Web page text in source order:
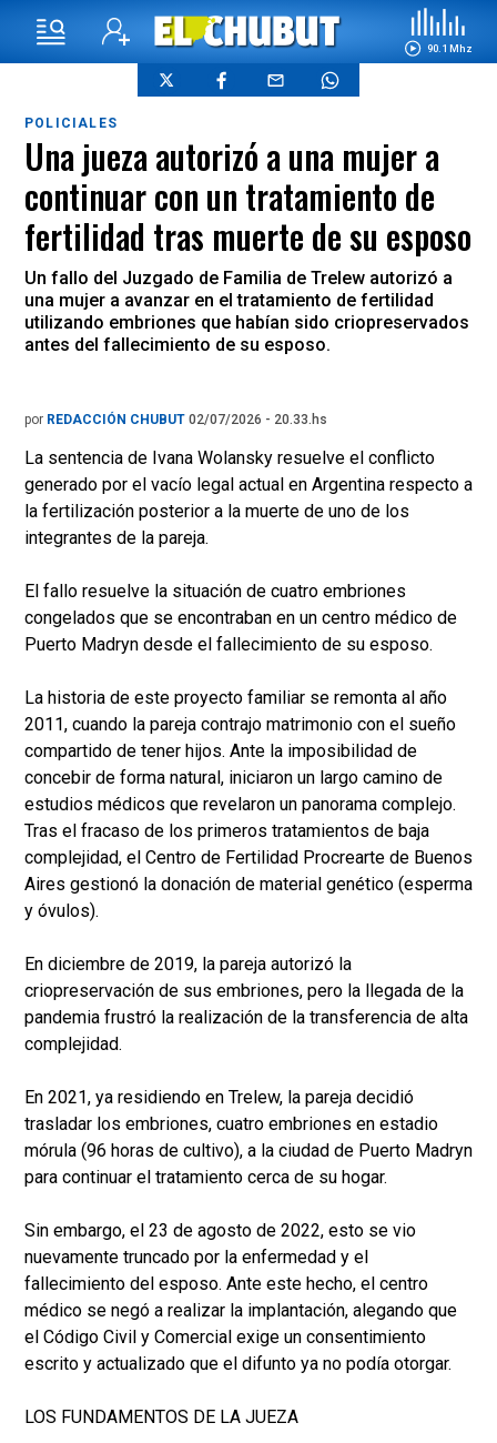
90.1 Mhz
POLICIALES
Una jueza autorizó a una mujer a
continuar con un tratamiento de
fertilidad tras muerte de su esposo
Un fallo del Juzgado de Familia de Trelew autorizó a
una mujer a avanzar en el tratamiento de fertilidad
utilizando embriones que habían sido criopreservados
antes del fallecimiento de su esposo.
por REDACCIÓN CHUBUT 02/07/2026 - 20.33.hs
La sentencia de Ivana Wolansky resuelve el conflicto
generado por el vacío legal actual en Argentina respecto a
la fertilización posterior a la muerte de uno de los
integrantes de la pareja.
El fallo resuelve la situación de cuatro embriones
congelados que se encontraban en un centro médico de
Puerto Madryn desde el fallecimiento de su esposo.
La historia de este proyecto familiar se remonta al año
2011, cuando la pareja contrajo matrimonio con el sueño
compartido de tener hijos. Ante la imposibilidad de
concebir de forma natural, iniciaron un largo camino de
estudios médicos que revelaron un panorama complejo.
Tras el fracaso de los primeros tratamientos de baja
complejidad, el Centro de Fertilidad Procrearte de Buenos
Aires gestionó la donación de material genético (esperma
y óvulos).
En diciembre de 2019, la pareja autorizó la
criopreservación de sus embriones, pero la llegada de la
pandemia frustró la realización de la transferencia de alta
complejidad.
En 2021, ya residiendo en Trelew, la pareja decidió
trasladar los embriones, cuatro embriones en estadio
mórula (96 horas de cultivo), a la ciudad de Puerto Madryn
para continuar el tratamiento cerca de su hogar.
Sin embargo, el 23 de agosto de 2022, esto se vio
nuevamente truncado por la enfermedad y el
fallecimiento del esposo. Ante este hecho, el centro
médico se negó a realizar la implantación, alegando que
el Código Civil y Comercial exige un consentimiento
escrito y actualizado que el difunto ya no podía otorgar.
LOS FUNDAMENTOS DE LA JUEZA